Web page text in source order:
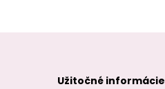
Užitočné informácie